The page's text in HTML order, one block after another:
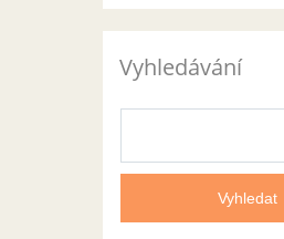
Vyhledávání